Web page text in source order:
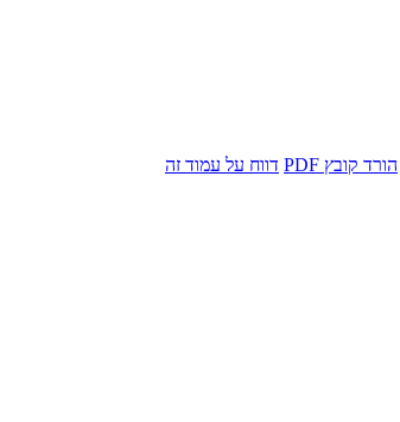
הורד קובץ PDF
דווח על עמוד זה